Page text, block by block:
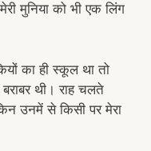
मुनिया को भी एक लिंग
का ही स्कूल था तो
थी। राह चलते
उनमें से किसी पर मेरा